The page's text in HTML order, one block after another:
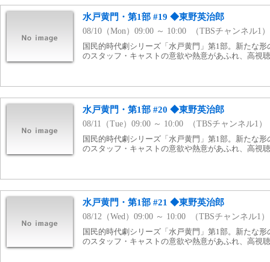
水戸黄門・第1部 #19 ◆東野英治郎
08/10（Mon）09:00 ～ 10:00 （TBSチャンネル1）
国民的時代劇シリーズ「水戸黄門」第1部。新たな
のスタッフ・キャストの意欲や熱意があふれ、高視
水戸黄門・第1部 #20 ◆東野英治郎
08/11（Tue）09:00 ～ 10:00 （TBSチャンネル1）
国民的時代劇シリーズ「水戸黄門」第1部。新たな
のスタッフ・キャストの意欲や熱意があふれ、高視
水戸黄門・第1部 #21 ◆東野英治郎
08/12（Wed）09:00 ～ 10:00 （TBSチャンネル1）
国民的時代劇シリーズ「水戸黄門」第1部。新たな
のスタッフ・キャストの意欲や熱意があふれ、高視